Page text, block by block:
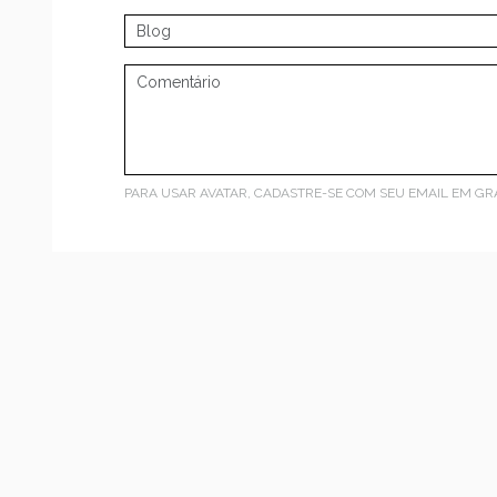
PARA USAR AVATAR, CADASTRE-SE COM SEU EMAIL EM